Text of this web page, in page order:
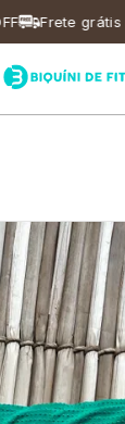
Frete grátis